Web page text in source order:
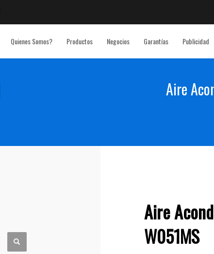
Quienes Somos? Productos Negocios Garantías Publicidad
Aire
Aire
W051MS